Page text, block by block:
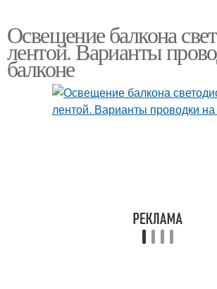
Освещение балкона
лентой. Варианты
балконе